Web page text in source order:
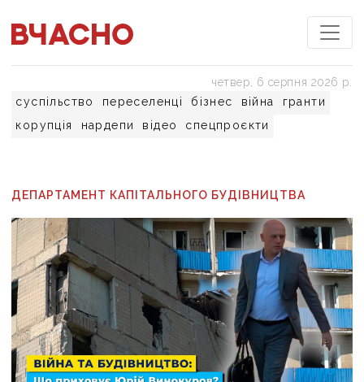
суспільство переселенці бізнес війна
гранти
корупція
нардепи відео спецпроєкти
четвер, 6 серпня 2026 р.
ДЕПАРТАМЕНТ КАПІТАЛЬНОГО БУДІВНИЦТВА